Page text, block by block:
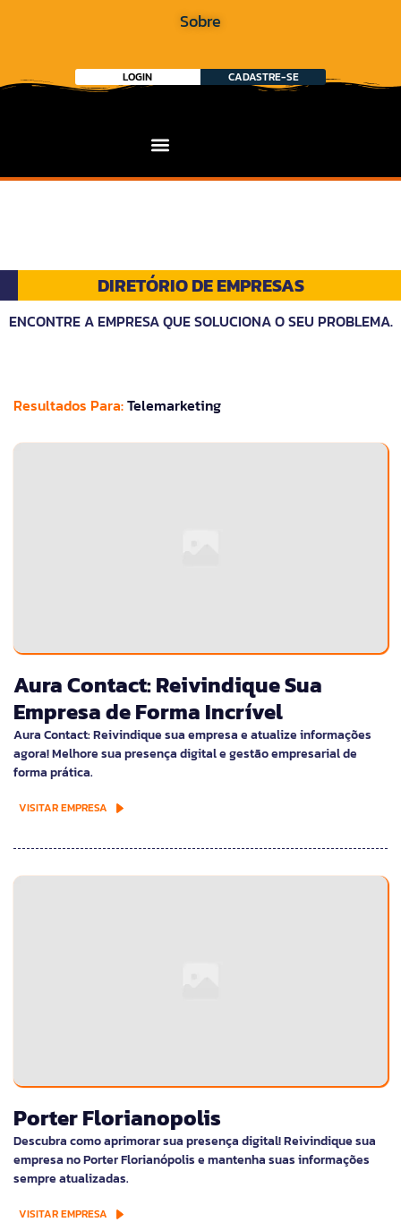
Sobre
LOGIN CADASTRE-SE
DIRETÓRIO DE EMPRESAS
ENCONTRE A EMPRESA QUE SOLUCIONA O SEU PROBLEMA.
Resultados Para:Telemarketing
Aura Contact: Reivindique Sua
Empresa de Forma Incrível
Aura Contact: Reivindique sua empresa e atualize informações
agora! Melhore sua presença digital e gestão empresarial de
forma prática.
VISITAR EMPRESA
Porter Florianopolis
Descubra como aprimorar sua presença digital! Reivindique sua
empresa no Porter Florianópolis e mantenha suas informações
sempre atualizadas.
VISITAR EMPRESA